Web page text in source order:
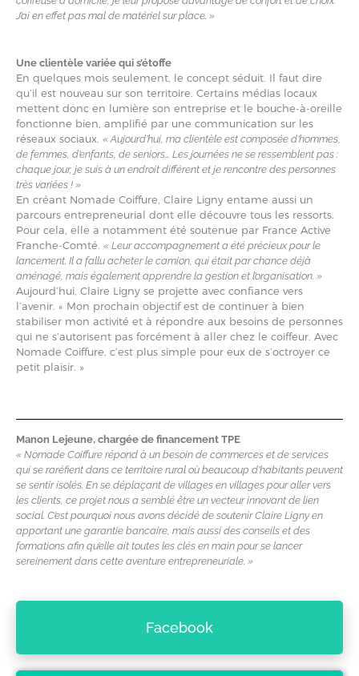
J’ai en effet pas mal de matériel sur place. »
Une clientèle variée qui s’étoffe
En quelques mois seulement, le concept séduit. Il faut dire
qu’il est nouveau sur son territoire. Certains médias locaux
mettent donc en lumière son entreprise et le bouche-à-oreille
fonctionne bien, amplifié par une communication sur les
réseaux sociaux. « Aujourd’hui, ma clientèle est composée d’hommes,
de femmes, d’enfants, de seniors… Les journées ne se ressemblent pas :
chaque jour, je suis à un endroit différent et je rencontre des personnes
très variées ! »
En créant Nomade Coiffure, Claire Ligny entame aussi un
parcours entrepreneurial dont elle découvre tous les ressorts.
Pour cela, elle a notamment été soutenue par France Active
Franche-Comté. « Leur accompagnement a été précieux pour le
lancement. Il a fallu acheter le camion, qui était par chance déjà
aménagé, mais également apprendre la gestion et l’organisation. »
Aujourd’hui, Claire Ligny se projette avec confiance vers
l’avenir. « Mon prochain objectif est de continuer à bien
stabiliser mon activité et à répondre aux besoins de personnes
qui ne s’autorisent pas forcément à aller chez le coiffeur. Avec
Nomade Coiffure, c’est plus simple pour eux de s’octroyer ce
petit plaisir. »
Manon Lejeune, chargée de financement TPE
« Nomade Coiffure répond à un besoin de commerces et de services
qui se raréfient dans ce territoire rural où beaucoup d’habitants peuvent
se sentir isolés. En se déplaçant de villages en villages pour aller vers
les clients, ce projet nous a semblé être un vecteur innovant de lien
social. C’est pourquoi nous avons décidé de soutenir Claire Ligny en
apportant une garantie bancaire, mais aussi des conseils et des
formations afin qu’elle ait toutes les clés en main pour se lancer
sereinement dans cette aventure entrepreneuriale. »
Facebook